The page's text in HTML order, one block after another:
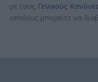
με τους Γενικούς
οποίους μπορείτε να